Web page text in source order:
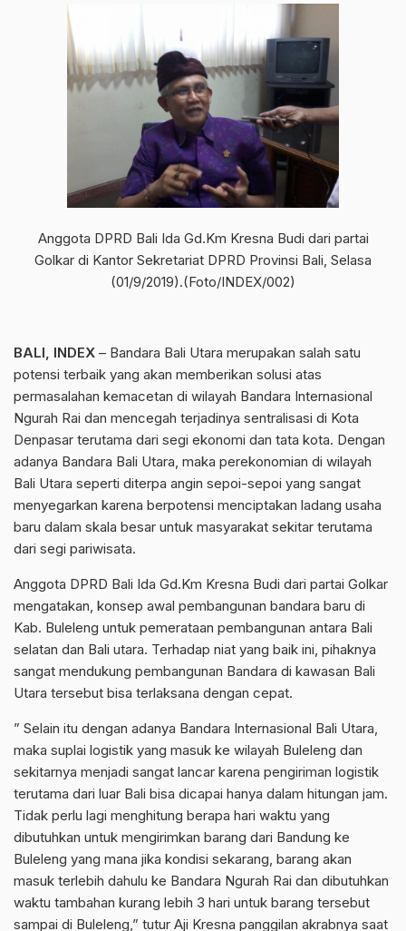
Anggota DPRD Bali Ida Gd.Km Kresna Budi dari partai
Golkar di Kantor Sekretariat DPRD Provinsi Bali, Selasa
(01/9/2019).(Foto/INDEX/002)
BALI, INDEX – Bandara Bali Utara merupakan salah satu
potensi terbaik yang akan memberikan solusi atas
permasalahan kemacetan di wilayah Bandara Internasional
Ngurah Rai dan mencegah terjadinya sentralisasi di Kota
Denpasar terutama dari segi ekonomi dan tata kota. Dengan
adanya Bandara Bali Utara, maka perekonomian di wilayah
Bali Utara seperti diterpa angin sepoi-sepoi yang sangat
menyegarkan karena berpotensi menciptakan ladang usaha
baru dalam skala besar untuk masyarakat sekitar terutama
dari segi pariwisata.
Anggota DPRD Bali Ida Gd.Km Kresna Budi dari partai Golkar
mengatakan, konsep awal pembangunan bandara baru di
Kab. Buleleng untuk pemerataan pembangunan antara Bali
selatan dan Bali utara. Terhadap niat yang baik ini, pihaknya
sangat mendukung pembangunan Bandara di kawasan Bali
Utara tersebut bisa terlaksana dengan cepat.
” Selain itu dengan adanya Bandara Internasional Bali Utara,
maka suplai logistik yang masuk ke wilayah Buleleng dan
sekitarnya menjadi sangat lancar karena pengiriman logistik
terutama dari luar Bali bisa dicapai hanya dalam hitungan jam.
Tidak perlu lagi menghitung berapa hari waktu yang
dibutuhkan untuk mengirimkan barang dari Bandung ke
Buleleng yang mana jika kondisi sekarang, barang akan
masuk terlebih dahulu ke Bandara Ngurah Rai dan dibutuhkan
waktu tambahan kurang lebih 3 hari untuk barang tersebut
sampai di Buleleng,” tutur Aji Kresna panggilan akrabnya saat